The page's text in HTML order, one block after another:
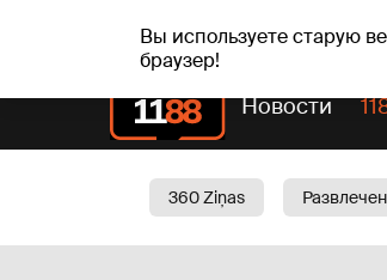
Вы используете старую
браузер!
чт, 06.08.2026. +24°C
Новости
360 Ziņas